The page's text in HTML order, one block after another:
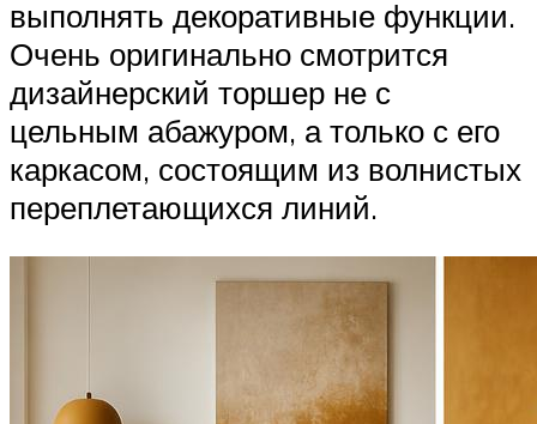
выполнять декоративные функции.
Очень оригинально смотрится
дизайнерский торшер не с
цельным абажуром, а только с его
каркасом, состоящим из волнистых
переплетающихся линий.